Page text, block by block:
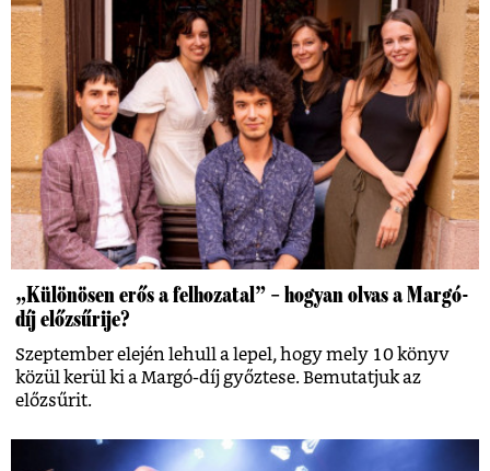
„Különösen erős a felhozatal” – hogyan olvas a Margó-
díj előzsűrije?
Szeptember elején lehull a lepel, hogy mely 10 könyv
közül kerül ki a Margó-díj győztese. Bemutatjuk az
előzsűrit.